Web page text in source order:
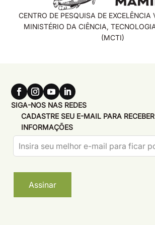
CENTRO DE PESQUISA DE
MINISTÉRIO DA CIÊNCIA,
(MCTI)
SIGA-NOS NAS REDES
CADASTRE SEU E-MAIL PARA
INFORMAÇÕES
Leave
this
blank
Assinar